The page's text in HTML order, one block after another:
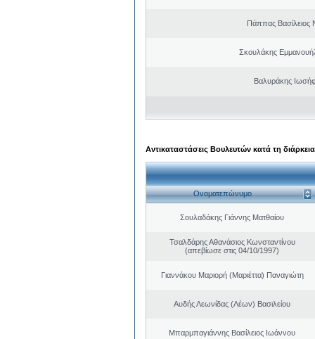
Πάππας Βασίλειος
Σκουλάκης
Βαλυράκης
Αντικαταστάσεις Βουλευτών κατά τη
Ονοματεπώνυμο
Σουλαδάκης Γιάννης Ματθαίου
Τσαλδάρης Αθανάσιος Κωνσταντίνου
(απεβίωσε στις 04/10/1997)
Γιαννάκου Μαριορή (Μαριέττα) Παναγιώτη
Αυδής Λεωνίδας (Λέων) Βασιλείου
Μπαρμπαγιάννης Βασίλειος Ιωάννου